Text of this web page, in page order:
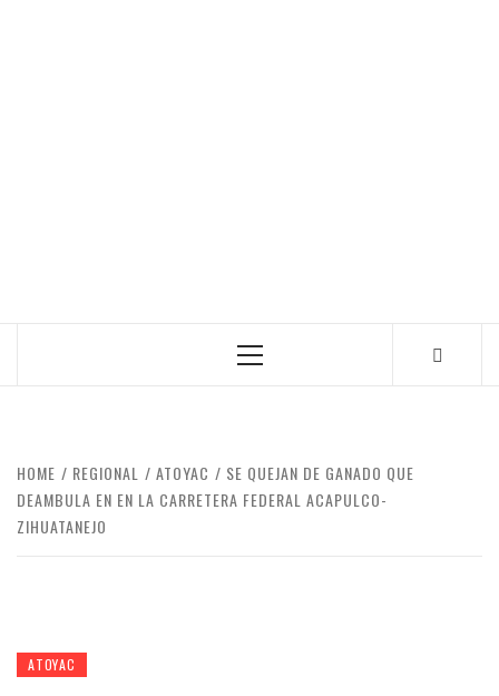
Primary
HOME REGIONAL ATOYAC
SE QUEJAN DE GANADO QUE
DEAMBULA EN EN LA CARRETERA FEDERAL ACAPULCO-
ZIHUATANEJO
ATOYAC